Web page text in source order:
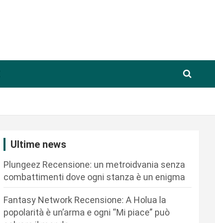
Ultime news
Plungeez Recensione: un metroidvania senza
combattimenti dove ogni stanza è un enigma
Fantasy Network Recensione: A Holua la
popolarità è un’arma e ogni “Mi piace” può